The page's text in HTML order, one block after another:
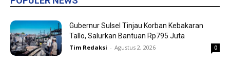
Gubernur Sulsel Tinjau Korban Kebakaran
Tallo, Salurkan Bantuan Rp795 Juta
Tim Redaksi - Agustus 2, 2026 0